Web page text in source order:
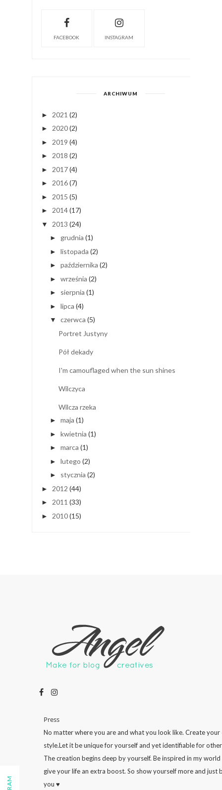
FACEBOOK INSTAGRAM
ARCHIWUM
► 2021 (2)
► 2020(2)
► 2019 (4)
► 2018 (2)
► 2017(4)
► 2016(7)
► 2015 (5)
► 2014(17)
▼ 2013 (24)
► grudnia (1)
► listopada (2)
► października (2)
► września (2)
► sierpnia (1)
► lipca (4)
▼ czerwca (5)
Portret Justyny
Pół dekady
I'm camouflaged when the sun shines
Wilczyca
Wilcza rzeka
► maja (1)
► kwietnia (1)
► marca (1)
► lutego (2)
► stycznia (2)
► 2012 (44)
► 2011 (33)
► 2010(15)
Press
No matter where you are and what you look like. Create your
style.Let it be unique for yourself and yet identifiable for
The creation begins deep by yourself. Be inspired in my world
give your life an extra boost. So show yourself more and just
you ♥